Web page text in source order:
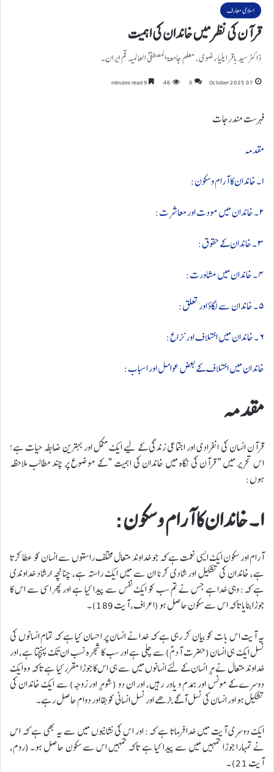
اسلامی معارف
قرآن کی نظر میں خاندان کی اہمیت
ڈاکٹر سیدباقر ایلیا رضوی، معلم جامعۃ المصطفیؐ العالمیہ قم ایران۔
07 October 2025
0
46
فہرست مندرجات
مقدمہ
۱ ۔ خاندان کا آرام و سکون:
۲ ۔ خاندان میں مودت اور معاشرت:
۳ ۔ خاندان کے حقوق:
۴ ۔ خاندان میں مشاورت:
۵ ۔ خاندان سے لگاؤ اور تعلق:
۶ ۔ خاندان میں اختلاف اور نزاع:
خاندان میں اختلاف کے بعض عوامل اور اسباب:
مقدمہ
قرآن انسان کی انفرادی اور اجتماعی زندگی کے لیے ایک مکمل اور بہترین ضابطہ حیات ہے؛
اس تحریر میں “قرآن کی نگاہ میں خاندان کی اہمیت ” کے موضوع پر چند مطالب ملاحظہ
ہوں:
۱ ۔ خاندان کا آرام و سکون:
آرام اور سکون ایک ایسی نعمت ہے کہ جو خداوند متعال مختلف راستوں سے انسان کو عطا کرتا
ہے، خاندان کی تشکیل اور شادی کرنا ان سے میں ایک راستہ ہے، چنانچہ ارشاد خداوندی
ہے کہ: وہی خدا ہے جس نے تم سب کو ایک نفس سے پیدا کیا ہے اور پھر اسی سے اس کا
جوڑا بنایا تاکہ اس سے سکون حاصل ہو (اعراف، آیت 189) ۔
یہ آیت اس بات کو بیان کر رہی ہے کہ خدا نے انسان پر احسان کیا ہے کہ تمام انسانوں کی
نسل ایک ہی انسان (حضرت آدمؑ) سے چلی ہے اور سب کا شجرہ نسب ان تک پہنچتا ہے، اور
خداوند متعال نے ہر انسان کے لئے انسانوں میں سے ہی اس کا جوڑا مقرر کیا ہے تاکہ وہ ایک
دوسرے کے مونس اور ہمدم و یاور رہیں، اور ان دو (شوہر اور زوجہ) سے ایک خاندان کی
تشکیل ہو اور انسان کی نسل آگے بڑھے اور نسل انسانی کو بقا اور دوام حاصل رہے۔
ایک دوسری آیت میں خدا فرماتا ہے کہ: اور اس کی نشانیوں میں سے یہ بھی ہے کہ اس
نے تمہارا جوڑا تمہیں میں سے پیدا کیا ہے تاکہ تمہیں اس سے سکون حاصل ہو۔ (روم،
آیت 21) ۔